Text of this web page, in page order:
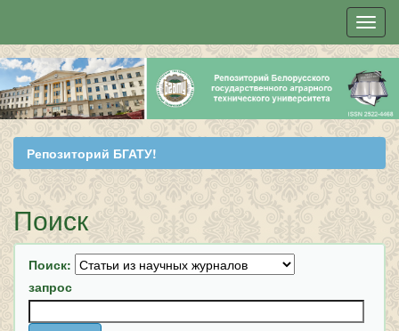
Skip
navigation
Репозиторий БГАТУ!
Поиск
Поиск:
запрос